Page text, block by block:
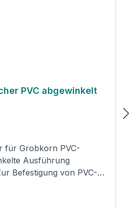
PVC abgewinkelt
für Grobkorn PVC-
Ausführung
Befestigung von PVC-